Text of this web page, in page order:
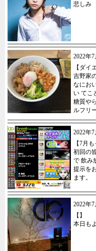
悲しみ
2022年7
【ダイ
吉野家
なにお
い てこ
糖質や
ルフリ
2022年7
【7月
初回の
で 飲み
提示を
ます。
2022年7
【】
本日も